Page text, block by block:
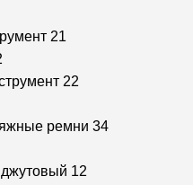
21
22
ремни 34
12